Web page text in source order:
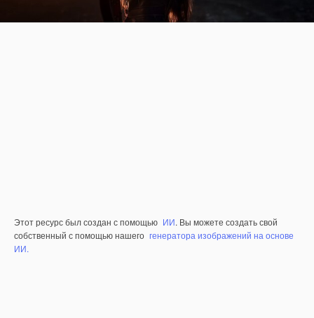
Этот ресурс был создан с помощью ИИ. Вы можете создать свой
собственный с помощью нашего генератора изображений на основе
ИИ.